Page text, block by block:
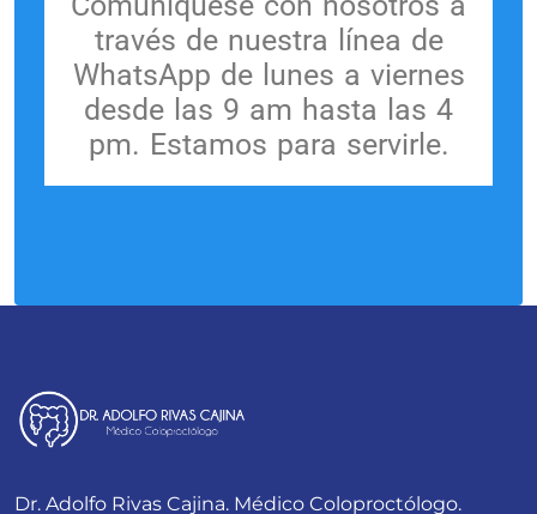
través de nuestra línea de
WhatsApp de lunes a viernes
desde las 9 am hasta las 4
pm. Estamos para servirle.
Dr. Adolfo Rivas Cajina. Médico Coloproctólogo.